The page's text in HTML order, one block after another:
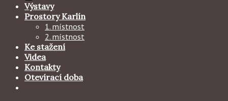
Výstavy
Prostory Karlín
1. místnost
2. místnost
Ke stažení
Videa
Kontakty
Otevírací doba